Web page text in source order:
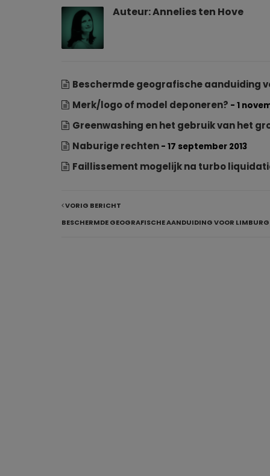
Auteur:Annelies ten Hove
Beschermde geografische aanduiding
Merk/logo of model deponeren? - 1
Greenwashing en het gebruik van het
Naburige rechten - 17 september 2013
Faillissement mogelijk na turbo
VORIG BERICHT
BESCHERMDE GEOGRAFISCHE AANDUIDING VOOR